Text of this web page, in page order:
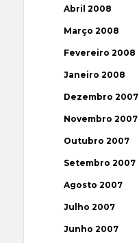
Abril 2008
Março 2008
Fevereiro 2008
Janeiro 2008
Dezembro 2007
Novembro 2007
Outubro 2007
Setembro 2007
Agosto 2007
Julho 2007
Junho 2007